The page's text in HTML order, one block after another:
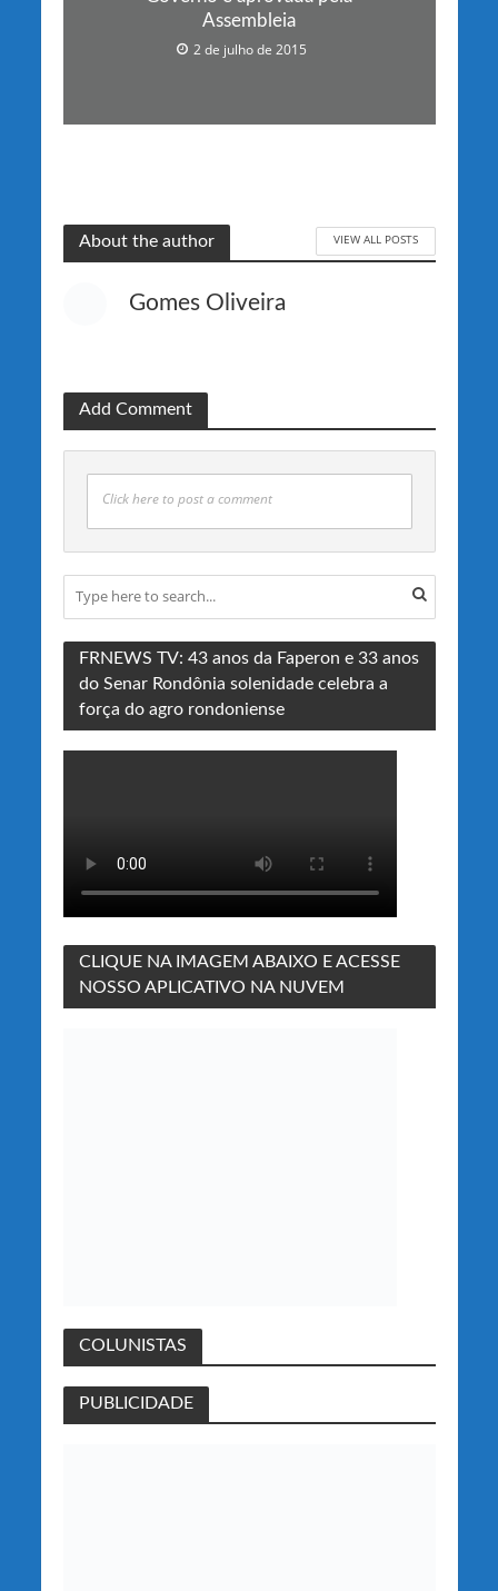
Assembleia
2 de julho de 2015
About the author VIEW ALL POSTS
Gomes Oliveira
Add Comment
Click here to post a comment
FRNEWS TV: 43 anos da Faperon e 33 anos
do Senar Rondônia solenidade celebra a
força do agro rondoniense
CLIQUE NA IMAGEM ABAIXO E ACESSE
NOSSO APLICATIVO NA NUVEM
COLUNISTAS
PUBLICIDADE